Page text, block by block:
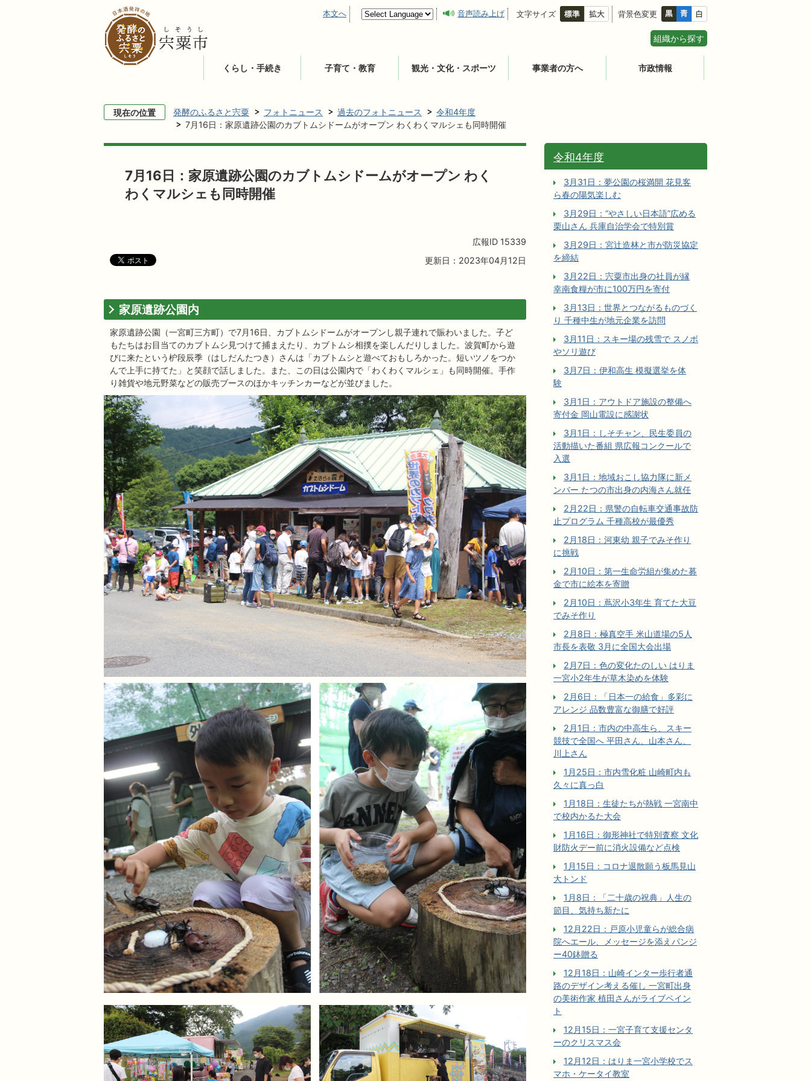
本文へ 音声読み上げ 文字サイズ 背景色変更
組織から探す
くらし・手続き 子育て・教育 観光・文化・スポーツ 事業者の方へ 市政情報
現在の位置 発酵のふるさと宍粟 フォトニュース 過去のフォトニュース
令和4年度
7月16日：家原遺跡公園のカブトムシドームがオープン わくわくマルシェも同時開催
7月16日：家原遺跡公園のカブトムシドームがオープン わく
わくマルシェも同時開催
広報ID 15339
更新日：2023年04月12日
家原遺跡公園内
家原遺跡公園（一宮町三方町）で7月16日、カブトムシドームがオープンし親子連れで賑わいました。子ど
もたちはお目当てのカブトムシ見つけて捕まえたり、カブトムシ相撲を楽しんだりしました。波賀町から遊
びに来たという枦段辰季（はしだんたつき）さんは「カブトムシと遊べておもしろかった。短いツノをつか
んで上手に持てた」と笑顔で話しました。また、この日は公園内で「わくわくマルシェ」も同時開催。手作
り雑貨や地元野菜などの販売ブースのほかキッチンカーなどが並びました。
令和4年度
3月31日：夢公園の桜満開 花見客
ら春の陽気楽しむ
3月29日：“やさしい日本語”広める
栗山さん 兵庫自治学会で特別賞
3月29日：宮辻󠄀造林と市が防災協定
を締結
3月22日：宍粟市出身の社員が縁
幸南食糧が市に100万円を寄付
3月13日：世界とつながるものづく
り 千種中生が地元企業を訪問
3月11日：スキー場の残雪で スノボ
やソリ遊び
3月7日：伊和高生 模擬選挙を体
験
3月1日：アウトドア施設の整備へ
寄付金 岡山電設に感謝状
3月1日：しそチャン、民生委員の
活動描いた番組 県広報コンクールで
入選
3月1日：地域おこし協力隊に新メ
ンバー たつの市出身の内海さん就任
2月22日：県警の自転車交通事故防
止プログラム 千種高校が最優秀
2月18日：河東幼 親子でみそ作り
に挑戦
2月10日：第一生命労組が集めた募
金で市に絵本を寄贈
2月10日：蔦沢小3年生 育てた大豆
でみそ作り
2月8日：極真空手 米山道場の5人
市長を表敬 3月に全国大会出場
2月7日：色の変化たのしい はりま
一宮小2年生が草木染めを体験
2月6日：「日本一の給食」多彩に
アレンジ 品数豊富な御膳で好評
2月1日：市内の中高生ら、スキー
競技で全国へ 平田さん、山本さん、
川上さん
1月25日：市内雪化粧 山崎町内も
久々に真っ白
1月18日：生徒たちが熱戦 一宮南中
で校内かるた大会
1月16日：御形神社で特別査察 文化
財防火デー前に消火設備など点検
1月15日：コロナ退散願う板馬見山
大トンド
1月8日：「二十歳の祝典」人生の
節目、気持ち新たに
12月22日：戸原小児童らが総合病
院へエール、メッセージを添えパンジ
ー40鉢贈る
12月18日：山崎インター歩行者通
路のデザイン考える催し 一宮町出身
の美術作家 植田さんがライブペイン
ト
12月15日：一宮子育て支援センタ
ーのクリスマス会
12月12日：はりま一宮小学校でス
マホ・ケータイ教室